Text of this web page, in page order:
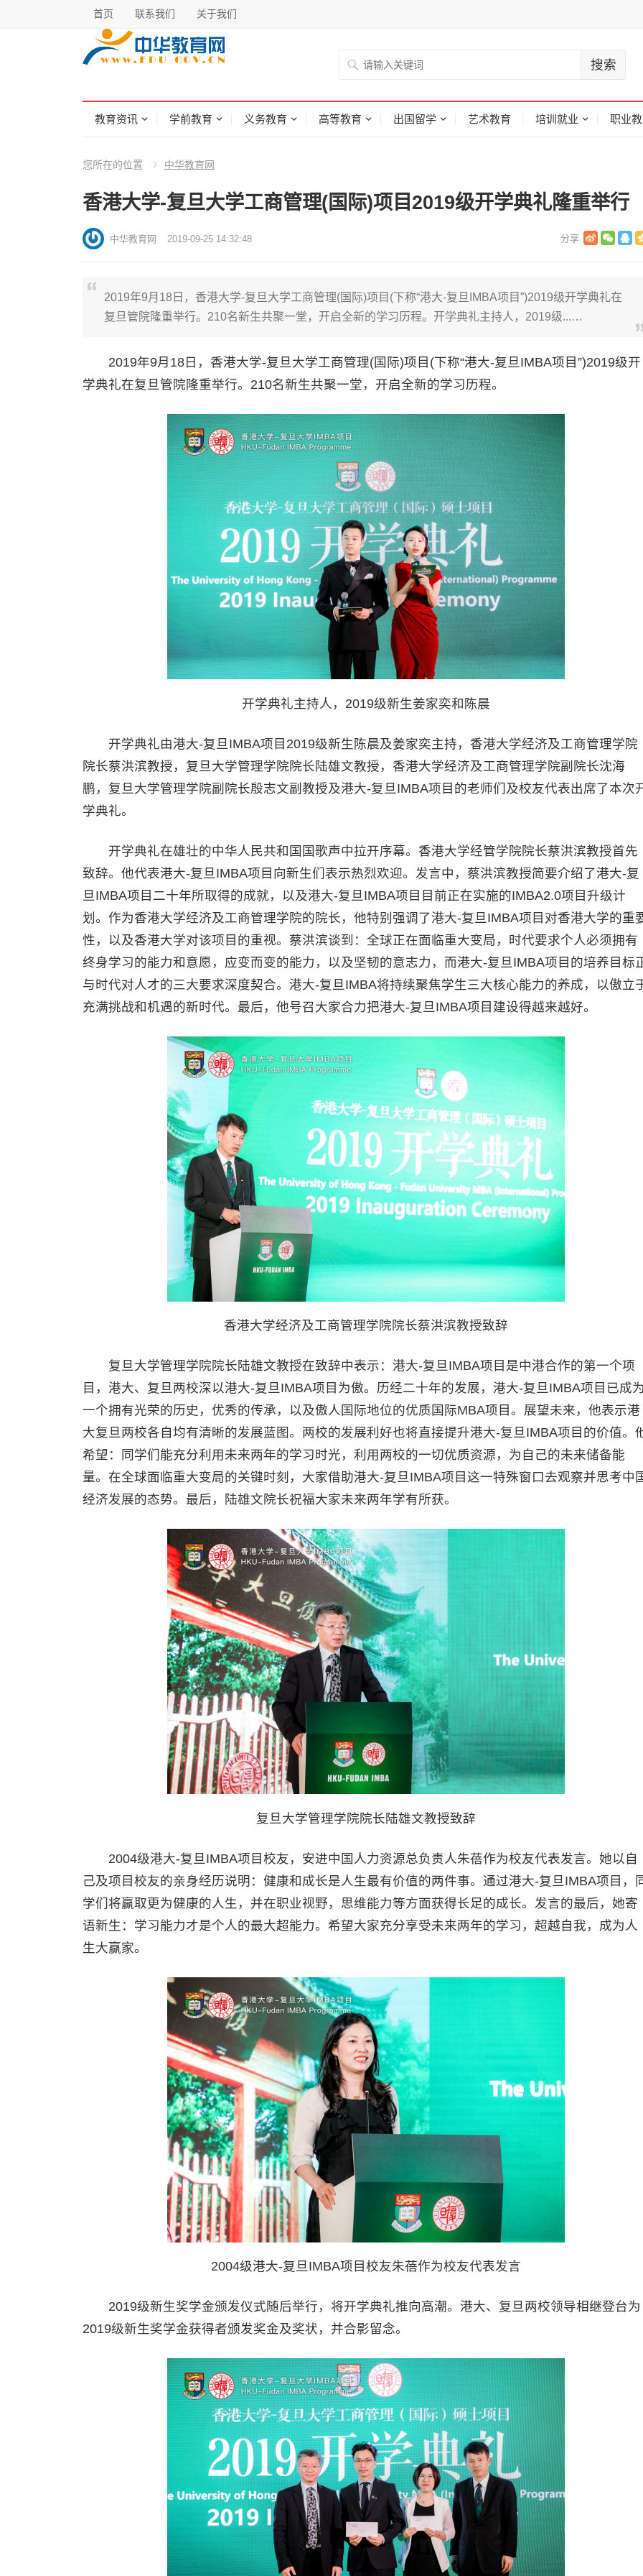
首页 联系我们 关于我们
教育资讯 学前教育 义务教育 高等教育 出国留学 艺术教育 培训就业 职业
您所在的位置 中华教育网
香港大学-复旦大学工商管理(国际)项目2019级开学典礼隆重举行
中华教育网 2019-09-25 14:32:48
2019年9月18日，香港大学-复旦大学工商管理(国际)项目(下称“港大-复旦IMBA项目”)2019级开学典礼在
复旦管院隆重举行。210名新生共聚一堂，开启全新的学习历程。开学典礼主持人，2019级...…
2019年9月18日，香港大学-复旦大学工商管理(国际)项目(下称“港大-复旦IMBA项目”)2019级开
学典礼在复旦管院隆重举行。210名新生共聚一堂，开启全新的学习历程。
开学典礼主持人，2019级新生姜家奕和陈晨
开学典礼由港大-复旦IMBA项目2019级新生陈晨及姜家奕主持，香港大学经济及工商管理学院
院长蔡洪滨教授，复旦大学管理学院院长陆雄文教授，香港大学经济及工商管理学院副院长沈海
鹏，复旦大学管理学院副院长殷志文副教授及港大-复旦IMBA项目的老师们及校友代表出席了本次
学典礼。
开学典礼在雄壮的中华人民共和国国歌声中拉开序幕。香港大学经管学院院长蔡洪滨教授首先
致辞。他代表港大-复旦IMBA项目向新生们表示热烈欢迎。发言中，蔡洪滨教授简要介绍了港大-复
旦IMBA项目二十年所取得的成就，以及港大-复旦IMBA项目目前正在实施的IMBA2.0项目升级计
划。作为香港大学经济及工商管理学院的院长，他特别强调了港大-复旦IMBA项目对香港大学的重
性，以及香港大学对该项目的重视。蔡洪滨谈到：全球正在面临重大变局，时代要求个人必须拥有
终身学习的能力和意愿，应变而变的能力，以及坚韧的意志力，而港大-复旦IMBA项目的培养目标
与时代对人才的三大要求深度契合。港大-复旦IMBA将持续聚焦学生三大核心能力的养成，以傲立
充满挑战和机遇的新时代。最后，他号召大家合力把港大-复旦IMBA项目建设得越来越好。
香港大学经济及工商管理学院院长蔡洪滨教授致辞
复旦大学管理学院院长陆雄文教授在致辞中表示：港大-复旦IMBA项目是中港合作的第一个项
目，港大、复旦两校深以港大-复旦IMBA项目为傲。历经二十年的发展，港大-复旦IMBA项目已成
一个拥有光荣的历史，优秀的传承，以及傲人国际地位的优质国际MBA项目。展望未来，他表示港
大复旦两校各自均有清晰的发展蓝图。两校的发展利好也将直接提升港大-复旦IMBA项目的价值。
希望：同学们能充分利用未来两年的学习时光，利用两校的一切优质资源，为自己的未来储备能
量。在全球面临重大变局的关键时刻，大家借助港大-复旦IMBA项目这一特殊窗口去观察并思考中
经济发展的态势。最后，陆雄文院长祝福大家未来两年学有所获。
复旦大学管理学院院长陆雄文教授致辞
2004级港大-复旦IMBA项目校友，安进中国人力资源总负责人朱蓓作为校友代表发言。她以自
己及项目校友的亲身经历说明：健康和成长是人生最有价值的两件事。通过港大-复旦IMBA项目，
学们将赢取更为健康的人生，并在职业视野，思维能力等方面获得长足的成长。发言的最后，她寄
语新生：学习能力才是个人的最大超能力。希望大家充分享受未来两年的学习，超越自我，成为人
生大赢家。
2004级港大-复旦IMBA项目校友朱蓓作为校友代表发言
2019级新生奖学金颁发仪式随后举行，将开学典礼推向高潮。港大、复旦两校领导相继登台为
2019级新生奖学金获得者颁发奖金及奖状，并合影留念。